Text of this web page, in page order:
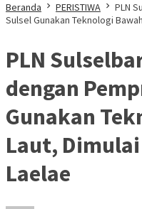
Beranda
PERISTIWA
PLN
Sulsel Gunakan Teknologi
PLN
dengan
Gunakan
Laut,
Laelae